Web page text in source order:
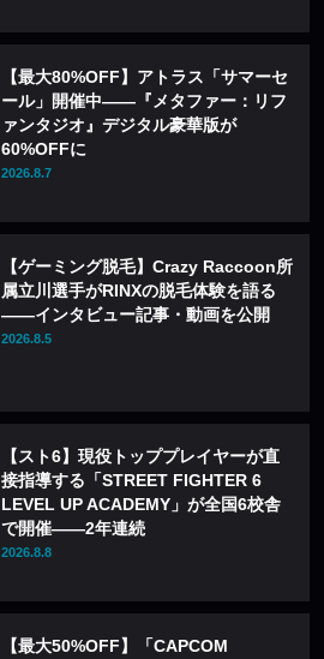
【最大80%OFF】アトラス「サマーセ
ール」開催中——『メタファー：リフ
ァンタジオ』デジタル豪華版が
60%OFFに
2026.8.7
【ゲーミング脱毛】Crazy Raccoon所
属立川選手がRINXの脱毛体験を語る
——インタビュー記事・動画を公開
2026.8.5
【スト6】現役トッププレイヤーが直
接指導する「STREET FIGHTER 6
LEVEL UP ACADEMY」が全国6校舎
で開催——2年連続
2026.8.8
【最大50%OFF】「CAPCOM